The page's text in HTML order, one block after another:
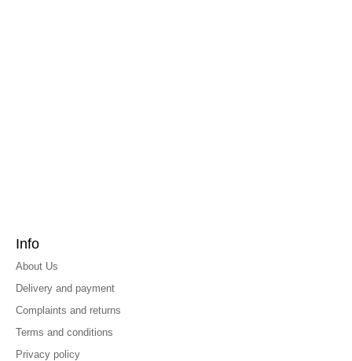
Info
About Us
Delivery and payment
Complaints and returns
Terms and conditions
Privacy policy